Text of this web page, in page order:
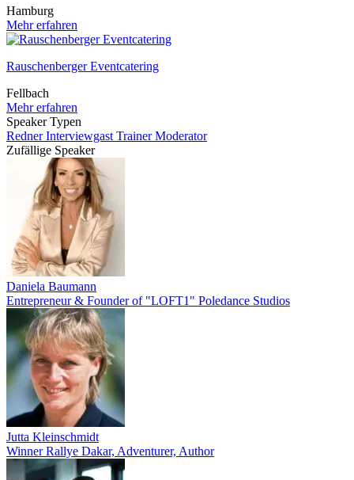
Hamburg
Mehr erfahren
Rauschenberger Eventcatering
Fellbach
Mehr erfahren
Speaker Typen
RednerInterviewgast TrainerModerator
Zufällige Speaker
Daniela Baumann
Entrepreneur & Founder of "LOFT1" Poledance Studios
Jutta Kleinschmidt
Winner Rallye Dakar, Adventurer, Author